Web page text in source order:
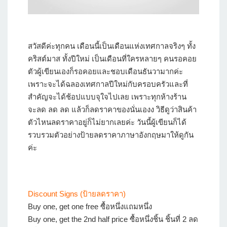
สวัสดีค่ะทุกคน เดือนนี้เป็นเดือนแห่งเทศกาลจริงๆ ทั้ง
คริสต์มาส ทั้งปีใหม่ เป็นเดือนที่ใครหลายๆ คนรอคอย
ตัวผู้เขียนเองก็รอคอยและชอบเดือนธันวามากค่ะ
เพราะจะได้ฉลองเทศกาลปีใหม่กับครอบครัวและที่
สำคัญจะได้ช้อปแบบจุใจไปเลย เพราะทุกห้างร้าน
จะลด ลด ลด แล้วก็ลดราคาของนั่นเองง วิธีดูว่าสินค้า
ตัวไหนลดราคาอยู่ก็ไม่ยากเลยค่ะ วันนี้ผู้เขียนก็ได้
รวบรวมตัวอย่างป้ายลดราคาภาษาอังกฤษมาให้ดูกัน
ค่ะ
Discount Signs (ป้ายลดราคา)
Buy one, get one free ซื้อหนึ่งแถมหนึ่ง
Buy one, get the 2nd half price ซื้อหนึ่งชิ้น ชิ้นที่ 2 ลด